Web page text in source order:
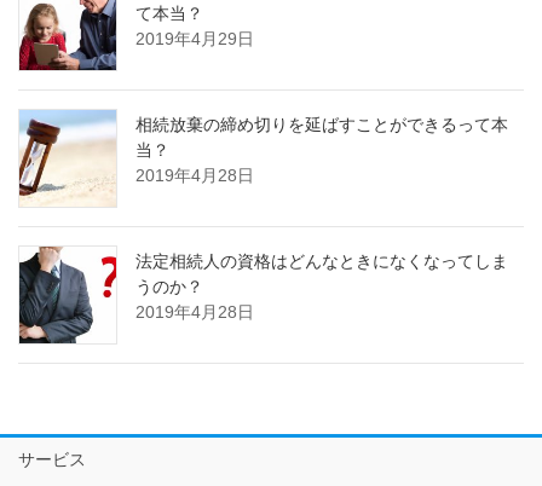
て本当？
2019年4月29日
相続放棄の締め切りを延ばすことができるって本
当？
2019年4月28日
法定相続人の資格はどんなときになくなってしま
うのか？
2019年4月28日
サービス